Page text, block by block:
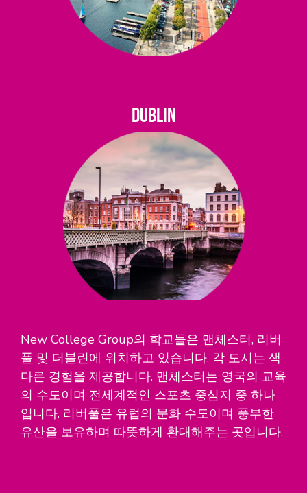
DUBLIN
New College Group의 학교들은 맨체스터, 리버
풀 및 더블린에 위치하고 있습니다. 각 도시는 색
다른 경험을 제공합니다. 맨체스터는 영국의 교육
의 수도이며 전세계적인 스포츠 중심지 중 하나
입니다. 리버풀은 유럽의 문화 수도이며 풍부한
유산을 보유하며 따뜻하게 환대해주는 곳입니다.